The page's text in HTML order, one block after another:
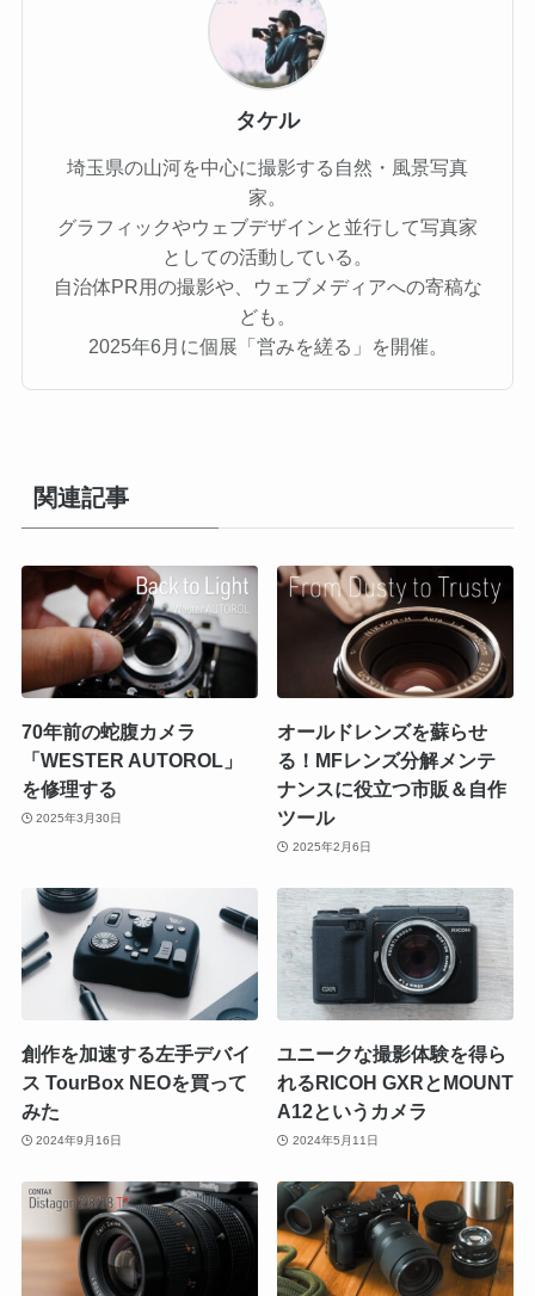
タケル
埼玉県の山河を中心に撮影する自然・風景写真
家。
グラフィックやウェブデザインと並行して写真家
としての活動している。
自治体PR用の撮影や、ウェブメディアへの寄稿な
ども。
2025年6月に個展「営みを縒る」を開催。
関連記事
70年前の蛇腹カメラ
「WESTER AUTOROL」
を修理する
2025年3月30日
オールドレンズを蘇らせ
る！MFレンズ分解メンテ
ナンスに役立つ市販＆自作
ツール
2025年2月6日
創作を加速する左手デバイ
ス TourBox NEOを買って
みた
2024年9月16日
ユニークな撮影体験を得ら
れるRICOH GXRとMOUNT
A12というカメラ
2024年5月11日